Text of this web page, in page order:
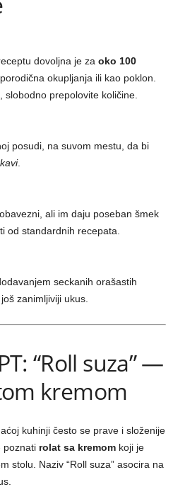
dovoljna je za oko 100
okupljanja ili kao poklon.
slobodno prepolovite količine.
posudi, na suvom mestu, da bi
.
ali im daju poseban šmek
od standardnih recepata.
seckanih orašastih
zanimljiviji ukus.
“Roll suza” —
kremom
kuhinji često se prave i složenije
poznati rolat sa kremom koji je
stolu. Naziv “Roll suza” asocira na